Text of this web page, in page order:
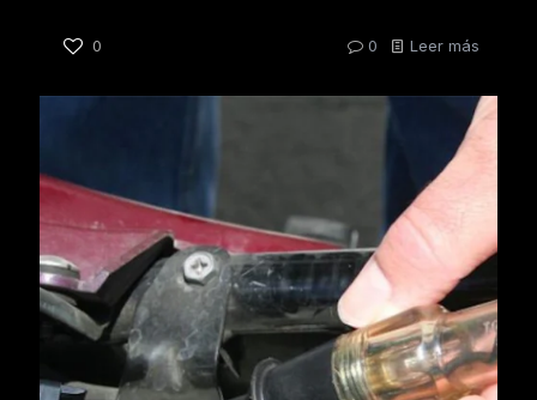
0 0 Leer más